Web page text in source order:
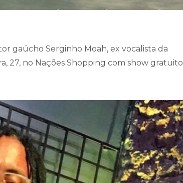
gaúcho Serginho Moah, ex vocalista da
27, no Nações Shopping com show gratuito